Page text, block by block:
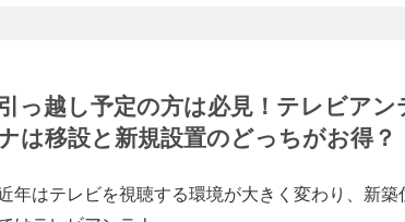
っ越し予定の方は必見！テレビアン
は移設と新規設置のどっちがお得？
年はテレビを視聴する環境が大きく変わり、新築